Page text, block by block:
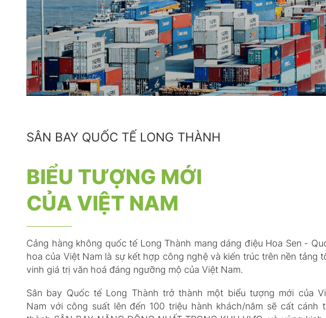
SÂN BAY QUỐC TẾ LONG THÀNH
BIỂU TƯỢNG MỚI
CỦA VIỆT NAM
Cảng hàng không quốc tế Long Thành mang dáng điệu Hoa Sen -
hoa của Việt Nam là sự kết hợp công nghệ và kiến trúc trên nền tảng
vinh giá trị văn hoá đáng ngưỡng mộ của Việt Nam.
Sân bay Quốc tế Long Thành trở thành một biểu tượng mới của
Nam với công suất lên đến 100 triệu hành khách/năm sẽ cất cánh